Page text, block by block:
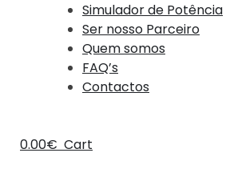
Simulador de Potência
Ser nosso Parceiro
Quem somos
FAQ’s
Contactos
0.00€ Cart